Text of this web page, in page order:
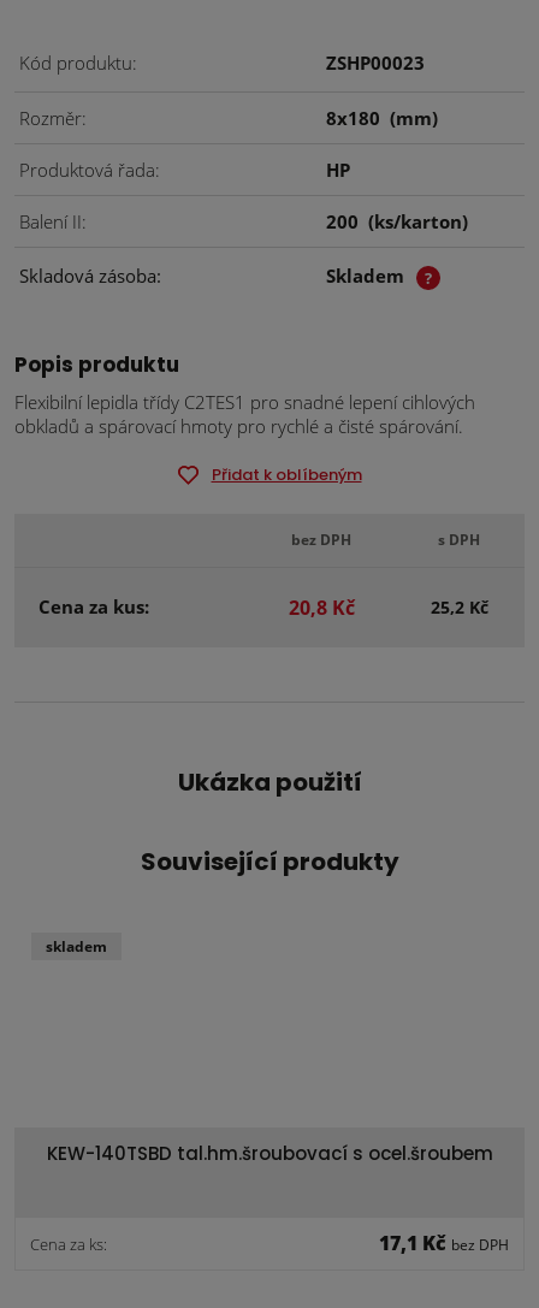
Kód produktu ZSHP00023
Rozměr 8x180 (mm)
Produktová řada HP
Balení II 200 (ks/karton)
Skladová zásoba Skladem ?
Popis produktu
Flexibilní lepidla třídy C2TES1 pro snadné lepení cihlových
obkladů a spárovací hmoty pro rychlé a čisté spárování.
Přidat k oblíbeným
bez DPH s DPH
Cena za kus: 20,8 Kč 25,2 Kč
Ukázka použití
Související produkty
KEW-140TSBD tal.hm.šroubovací s ocel.šroubem
Cena za ks: 17,1 Kč bez DPH
skladem